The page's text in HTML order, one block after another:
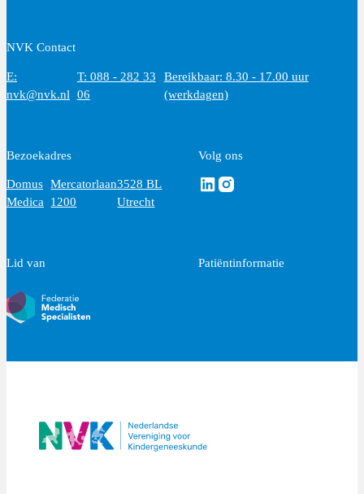
NVK Contact
E:
nvk@nvk.nl
T: 088 - 282 33
06
Bereikbaar: 8.30 - 17.00 uur
(werkdagen)
Bezoekadres
Domus
Medica
Mercatorlaan
1200
3528 BL
Utrecht
Volg ons
Volg ons via Linkedin
Volg ons via Instagram
Lid van Patiëntinformatie